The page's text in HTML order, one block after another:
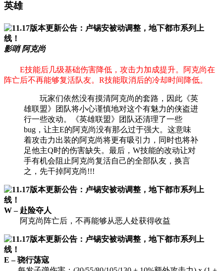
英雄
影哨 阿克尚
E技能后几级基础伤害降低，攻击力加成提升。阿克尚在
阵亡后不再能够复活队友。R技能取消后的冷却时间降低。
玩家们依然没有摸清阿克尚的套路，因此《英
雄联盟》团队将小心谨慎地对这个有魅力的侠盗进
行一些改动。《英雄联盟》团队还清理了一些
bug，让主E的阿克尚没有那么过于强大。这意味
着攻击力出装的阿克尚将更有吸引力，同时也将补
足他主Q时的伤害缺失。最后，W技能的改动让对
手有机会阻止阿克尚复活自己的全部队友，换言
之，先干掉阿克尚!!!
W – 赴险夺人
阿克尚阵亡后，不再能够从恶人处获得收益
E – 骁行荡寇